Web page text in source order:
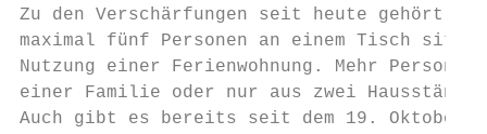
Zu den Verschärfungen seit heute gehört,
maximal fünf Personen an einem Tisch
Nutzung einer Ferienwohnung. Mehr
einer Familie oder nur aus zwei Hausständen
Auch gibt es bereits seit dem 19. Oktober